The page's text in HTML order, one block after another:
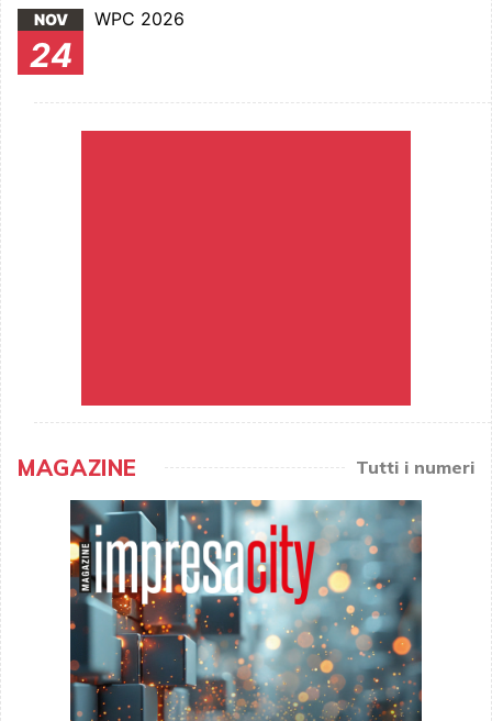
NOV
24
WPC 2026
MAGAZINE Tutti i numeri